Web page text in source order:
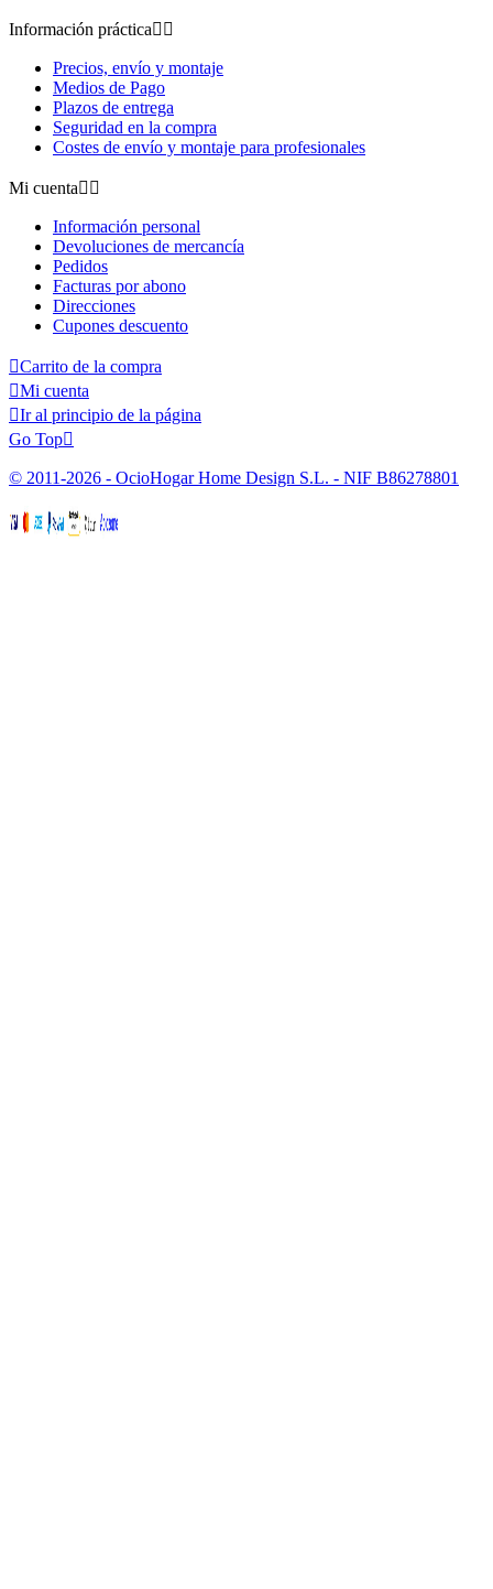
Información práctica 
Precios, envío y montaje
Medios de Pago
Plazos de entrega
Seguridad en la compra
Costes de envío y montaje para profesionales
Mi cuenta 
Información personal
Devoluciones de mercancía
Pedidos
Facturas por abono
Direcciones
Cupones descuento
Carrito de la compra
Mi cuenta
Ir al principio de la página
Go Top
© 2011-2026 - OcioHogar Home Design S.L. - NIF B86278801